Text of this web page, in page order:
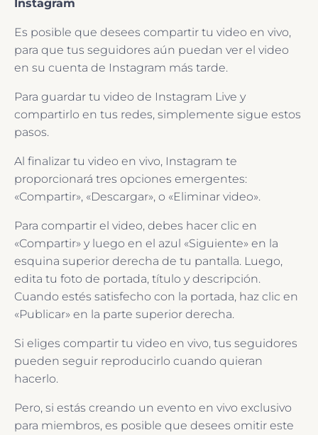
Instagram
Es posible que desees compartir tu video en vivo,
para que tus seguidores aún puedan ver el video
en su cuenta de Instagram más tarde.
Para guardar tu video de Instagram Live y
compartirlo en tus redes, simplemente sigue estos
pasos.
Al finalizar tu video en vivo, Instagram te
proporcionará tres opciones emergentes:
«Compartir», «Descargar», o «Eliminar video».
Para compartir el video, debes hacer clic en
«Compartir» y luego en el azul «Siguiente» en la
esquina superior derecha de tu pantalla. Luego,
edita tu foto de portada, título y descripción.
Cuando estés satisfecho con la portada, haz clic en
«Publicar» en la parte superior derecha.
Si eliges compartir tu video en vivo, tus seguidores
pueden seguir reproducirlo cuando quieran
hacerlo.
Pero, si estás creando un evento en vivo exclusivo
para miembros, es posible que desees omitir este